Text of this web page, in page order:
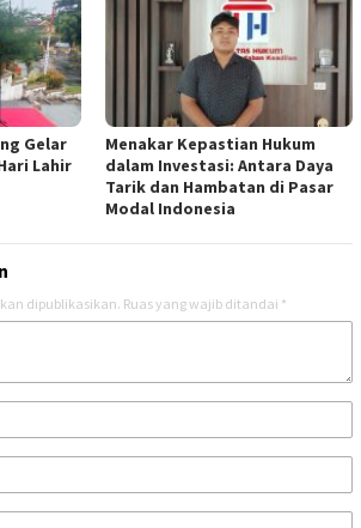
Gelar
Lahir
Menakar Kepastian Hukum
dalam Investasi: Antara Daya
Tarik dan Hambatan di Pasar
Modal Indonesia
dipublikasikan. Ruas yang wajib ditandai *